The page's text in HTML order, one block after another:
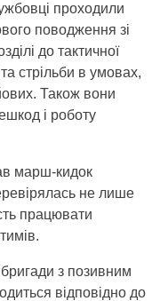
проходили
поводження зі
до тактичної
стрільби в умовах,
Також вони
і роботу
марш-кидок
не лише
працювати
з позивним
відповідно до